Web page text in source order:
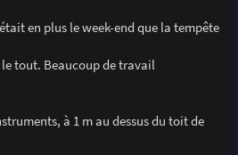
en plus le week-end que la tempête
tout. Beaucoup de travail
à 1 m au dessus du toit de